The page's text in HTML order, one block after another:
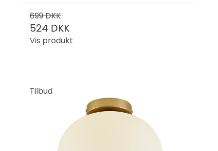
699 DKK
524 DKK
Vis produkt
Tilbud